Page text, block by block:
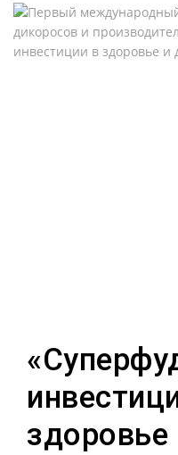
здоровье